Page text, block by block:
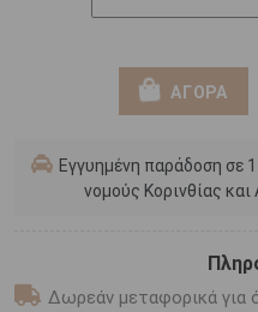
ΑΓΟΡΑ
Εγγυημένη παράδοση σε
νομούς Κορινθίας
Δωρεάν μεταφορικά για